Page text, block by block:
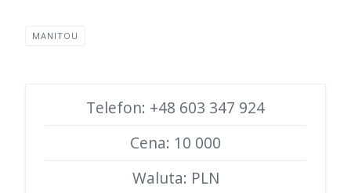
MANITOU
Telefon: +48 603 347 924
Cena: 10 000
Waluta: PLN